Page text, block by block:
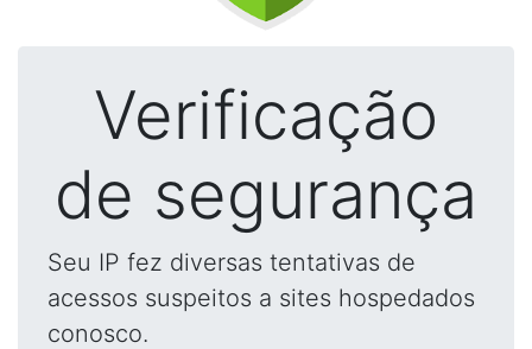
Verificação
de segurança
Seu IP fez diversas tentativas de
acessos suspeitos a sites hospedados
conosco.